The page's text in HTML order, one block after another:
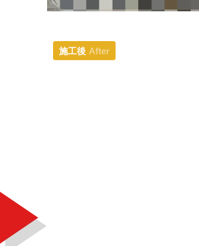
施工後 After